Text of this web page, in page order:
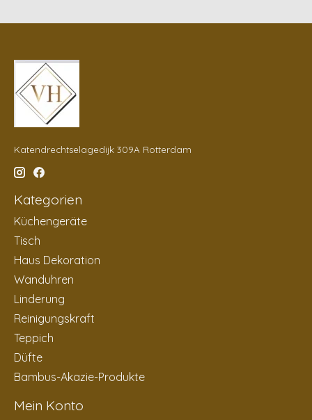
Katendrechtselagedijk 309A Rotterdam
Kategorien
Küchengeräte
Tisch
Haus Dekoration
Wanduhren
Linderung
Reinigungskraft
Teppich
Düfte
Bambus-Akazie-Produkte
Mein Konto